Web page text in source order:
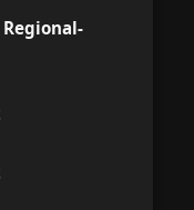
Regional-